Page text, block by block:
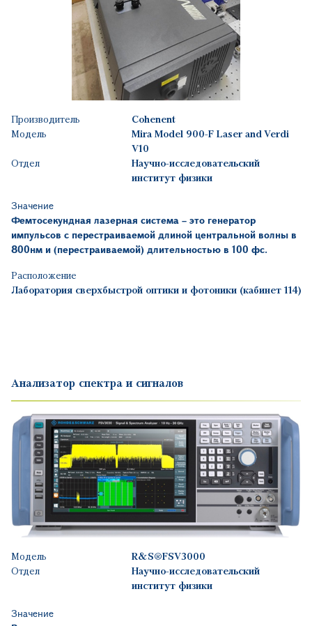
Производитель
Cohenent
Модель
Mira Model 900-F Laser and Verdi
V10
Отдел
Научно-исследовательский
институт физики
Значение
Фемтосекундная лазерная система – это генератор
импульсов с перестраиваемой длиной центральной волны в
800нм и (перестраиваемой) длительностью в 100 фс.
Расположение
Лаборатория сверхбыстрой оптики и фотоники (кабинет 114)
Анализатор спектра и сигналов
Модель
R&S®FSV3000
Отдел
Научно-исследовательский
институт физики
Значение